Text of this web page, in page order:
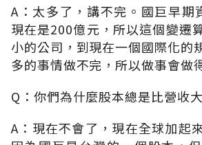
A：太多了，講不完。國巨早期
現在是200億元，所以這個變遷
小的公司，到現在一個國際化的
多的事情做不完，所以做事會做
Q：你們為什麼股本總是比營收
A：現在不會了，現在全球加起